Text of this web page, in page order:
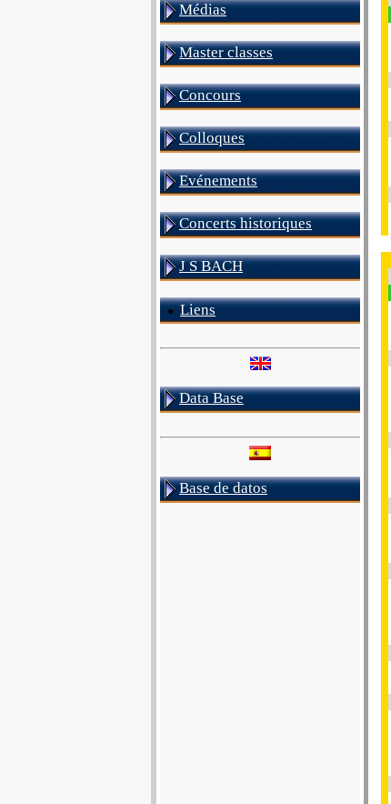
Médias
Master classes
Concours
Colloques
Evénements
Concerts historiques
J S BACH
Liens
Data Base
Base de datos